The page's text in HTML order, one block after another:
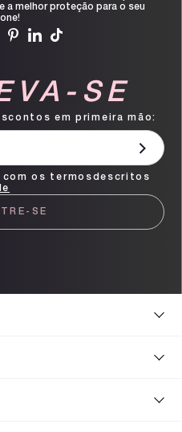
a melhor proteção para o seu
SE
em primeira mão:
SE
com os termosdescritos